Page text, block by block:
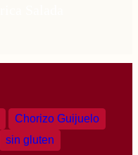
Chorizo Guijuelo
sin gluten